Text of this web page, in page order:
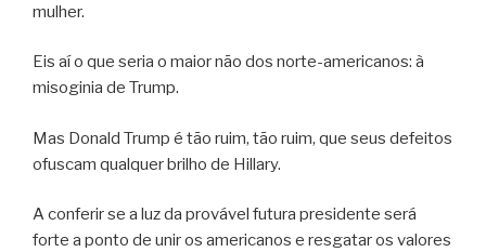
mulher.
Eis aí o que seria o maior não dos norte-americanos: à
misoginia de Trump.
Mas Donald Trump é tão ruim, tão ruim, que seus defeitos
ofuscam qualquer brilho de Hillary.
A conferir se a luz da provável futura presidente será
forte a ponto de unir os americanos e resgatar os valores